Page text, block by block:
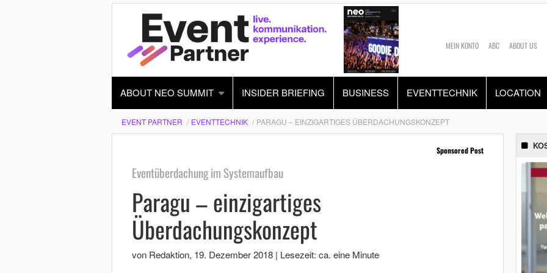
MEIN KONTO ABC ABOUT US
ABOUT NEO SUMMIT INSIDER BRIEFING BUSINESS EVENTTECHNIK LOCATION
EVENT PARTNER EVENTTECHNIK PARAGU – EINZIGARTIGES ÜBERDACHUNGSKONZEPT
Sponsored Post
Eventüberdachung im Systemaufbau
Paragu – einzigartiges
Überdachungskonzept
von Redaktion, 19. Dezember 2018 | Lesezeit: ca. eine Minute